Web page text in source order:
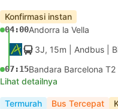
Konfirmasi instan
04:00Andorra la Vella
3J, 15m | Andbus
07:15Bandara Barcelona T2
Lihat detailnya
Termurah Bus Tercepat